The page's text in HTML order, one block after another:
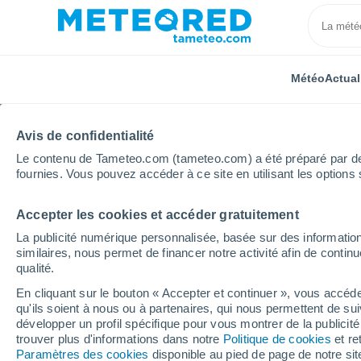
Avis de confidentialité
Le contenu de Tameteo.com (tameteo.com) a été préparé par
fournies. Vous pouvez accéder à ce site en utilisant les options
Accepter les cookies et accéder gratuitement
La publicité numérique personnalisée, basée sur des
similaires, nous permet de financer notre activité afin de
qualité.
En cliquant sur le bouton « Accepter et continuer », vous
qu'ils soient à nous ou à partenaires, qui nous permettent de
développer un profil spécifique pour vous montrer de la
trouver plus d'informations dans notre Politique de cookies et
Paramètres des cookies disponible au pied de page de notre
Météo
Accueil Royaume-Uni Midlands de l'Est
Météo Crich
03:07 Samedi
Ciel dégagé